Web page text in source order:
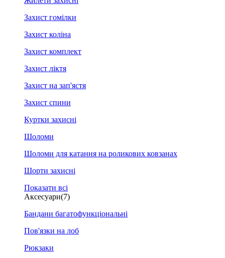
Захист гомілки
Захист коліна
Захист комплект
Захист ліктя
Захист на зап'ястя
Захист спини
Куртки захисні
Шоломи
Шоломи для катання на роликових ковзанах
Шорти захисні
Показати всі
Аксесуари(7)
Бандани багатофункціональні
Пов'язки на лоб
Рюкзаки